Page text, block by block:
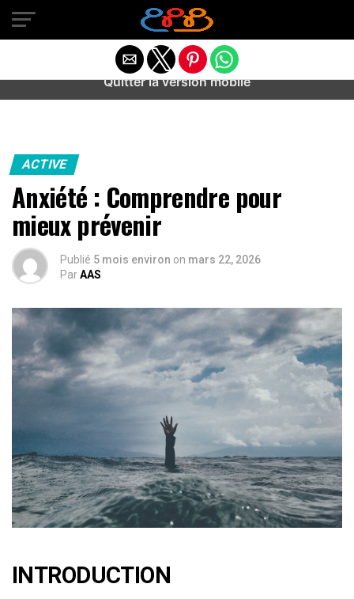
Warning
: preg_match(): Unknown modifier '/' in
/home/u589487443/domains/aideanxietestress.fr/
content/plugins/idev-post-views/includes/class-bots.php
ACTIVE
Anxiété : Comprendre pour
mieux prévenir
Publié 5 mois environ on mars 22, 2026
ParAAS
INTRODUCTION
Quitter la version mobile